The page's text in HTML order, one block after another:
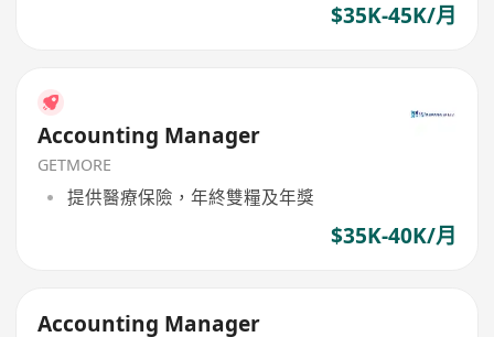
$35K-45K/月
Accounting Manager
GETMORE
提供醫療保險，年終雙糧及年獎
$35K-40K/月
Accounting Manager